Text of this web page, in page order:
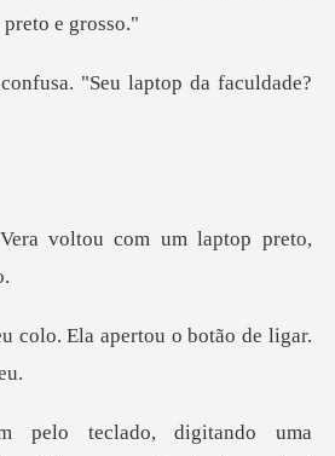
confusa. "Seu laptop d
voltou com um laptop pre
Ela apertou o botão de lig